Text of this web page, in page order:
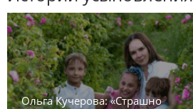
Ольга Кучерова: «Страшно